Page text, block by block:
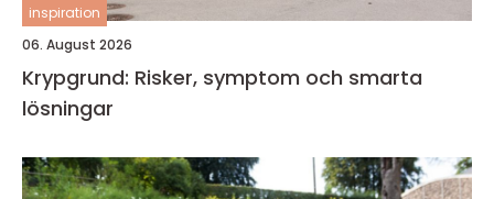
inspiration
06. August 2026
Krypgrund: Risker, symptom och smarta
lösningar